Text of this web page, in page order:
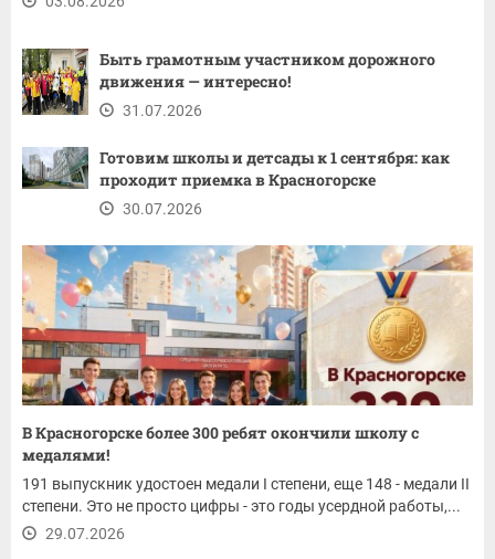
Быть грамотным участником дорожного
движения — интересно!
31.07.2026
Готовим школы и детсады к 1 сентября: как
проходит приемка в Красногорске
30.07.2026
В Красногорске более 300 ребят окончили школу с
медалями!
191 выпускник удостоен медали I степени, еще 148 - медали II
степени. Это не просто цифры - это годы усердной работы,...
29.07.2026